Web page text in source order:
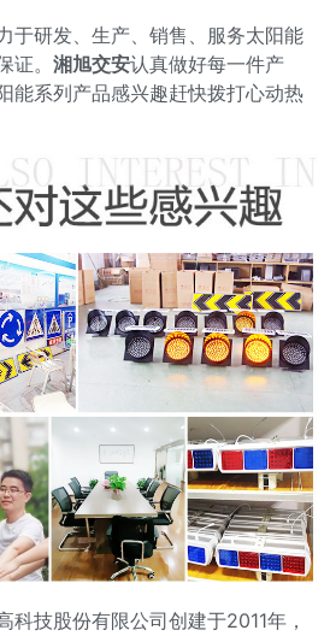
于研发、生产、销售、服务太阳能
。 湘旭交安认真做好每一件产
能系列产品感兴趣赶快拨打心动热
科技股份有限公司创建于2011年，